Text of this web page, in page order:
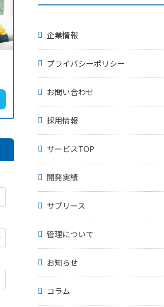
企業情報
プライバシーポリシー
お問い合わせ
採用情報
サービスTOP
開発実績
サブリース
管理について
お知らせ
コラム